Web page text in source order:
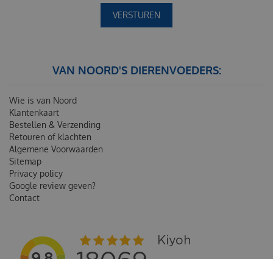
VAN NOORD'S DIERENVOEDERS:
Wie is van Noord
Klantenkaart
Bestellen & Verzending
Retouren of klachten
Algemene Voorwaarden
Sitemap
Privacy policy
Google review geven?
Contact